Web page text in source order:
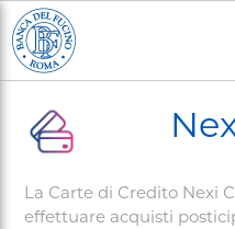
Welcome
to
All
Accessibility
reader.
Salta
al
contenuto
Briciole
di
pane
La Carte di Credito Nexi
effettuare acquisti